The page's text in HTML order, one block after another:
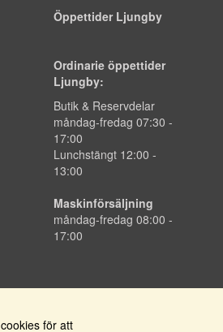
Öppettider Ljungby
Ordinarie öppettider
Ljungby:
Butik & Reservdelar
måndag-fredag 07:30 -
17:00
Lunchstängt 12:00 -
13:00
Maskinförsäljning
måndag-fredag 08:00 -
17:00
för att